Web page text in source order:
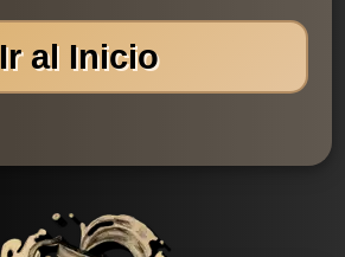
Ir al Inicio